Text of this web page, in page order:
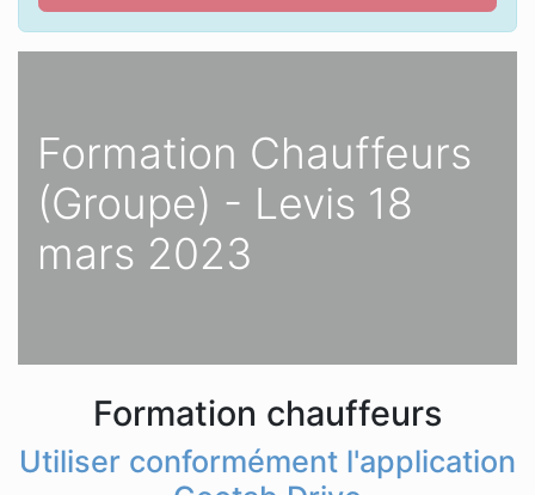
Formation Chauffeurs
(Groupe) - Levis 18
mars 2023
Formation chauffeurs
Utiliser conformément l'application